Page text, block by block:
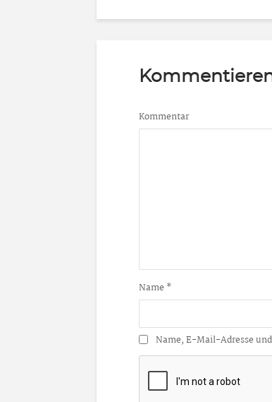
Kommentar
Name *
Name, E-Mail-Adresse